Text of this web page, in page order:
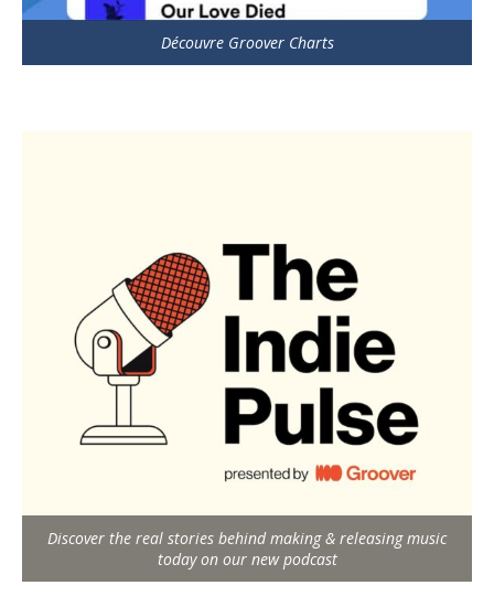
Découvre Groover Charts
Discover the real stories behind making & releasing music
today on our new podcast